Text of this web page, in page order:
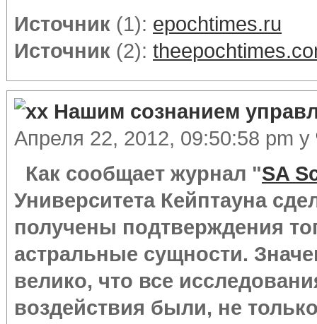
Источник (1): epochtimes.ru
Источник (2):
Нашим сознанием
Апреля 22, 2012, 09:50:58 pm у
Как сообщает журнал "SA
Университета Кейптауна
получены подтверждения
астральные сущности.
велико, что все
воздействия были, не